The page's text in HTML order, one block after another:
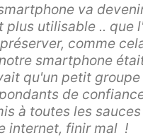
va
plus utilisable .. que
comme
smartphone
qu'un petit
de
à toutes les
internet, finir mal !